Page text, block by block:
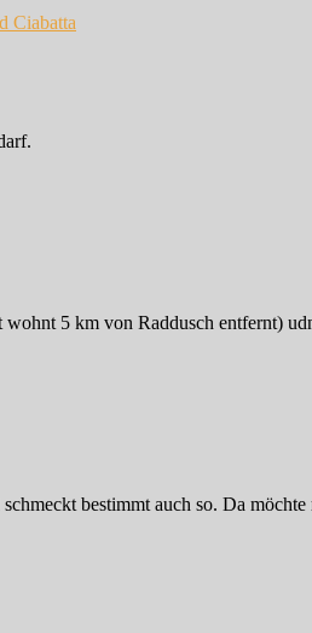
Ciabatta
5 km von Raddusch entfernt)
bestimmt auch so. Da